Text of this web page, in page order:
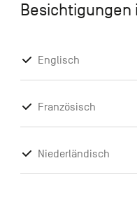
Besichtigungen
Englisch
Französisch
Niederländisch